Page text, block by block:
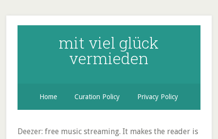
mit viel glück
vermieden
Home Curation Policy Privacy Policy
Deezer: free music streaming. It makes the reader is